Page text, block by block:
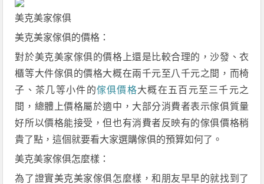
美克美家傢俱
美克美家傢俱的價格：
對於美克美家傢俱的價格上還是比較合理的，沙發、衣
櫃等大件傢俱的價格大概在兩千元至八千元之間，而椅
子、茶几等小件的傢俱價格大概在五百元至三千元之
間，總體上價格屬於適中，大部分消費者表示傢俱質量
好所以價格能接受，但也有消費者反映有的傢俱價格稍
貴了點，這個就要看大家選購傢俱的預算如何了。
美克美家傢俱怎麼樣：
為了證實美克美家傢俱怎麼樣，和朋友早早的就找到了